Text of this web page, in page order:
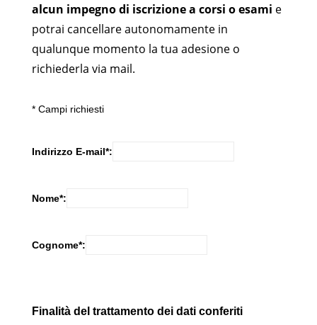
alcun impegno di iscrizione a corsi o esami e
potrai cancellare autonomamente in
qualunque momento la tua adesione o
richiederla via mail.
* Campi richiesti
Indirizzo E-mail*:
Nome*:
Cognome*:
Finalità del trattamento dei dati conferiti